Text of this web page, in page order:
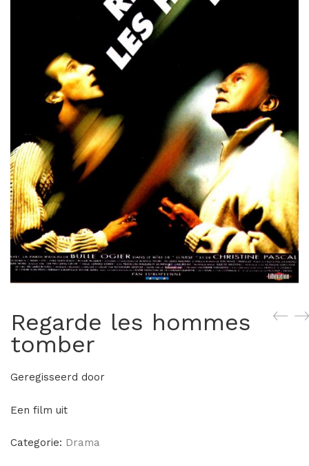
Romantische komedie
Regarde les hommes
tomber
Geregisseerd door
Een film uit
Categorie: Drama